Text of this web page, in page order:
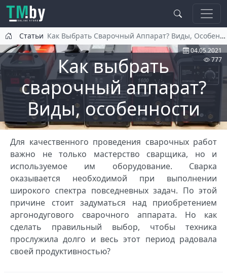
Перейти к основному содержанию
Статьи Как Выбрать Сварочный Аппарат? Виды, Особенности
Как выбрать
сварочный аппарат?
Виды, особенности
04.05.2021
777
Для качественного проведения сварочных работ
важно не только мастерство сварщика, но и
используемое им оборудование. Сварка
оказывается необходимой при выполнении
широкого спектра повседневных задач. По этой
причине стоит задуматься над приобретением
аргонодугового сварочного аппарата. Но как
сделать правильный выбор, чтобы техника
прослужила долго и весь этот период радовала
своей продуктивностью?